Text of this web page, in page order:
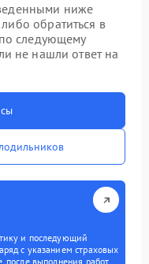
ниже
обратиться в
следующему
не нашли ответ на
и последующий
с указанием страховых
после выполнения работ